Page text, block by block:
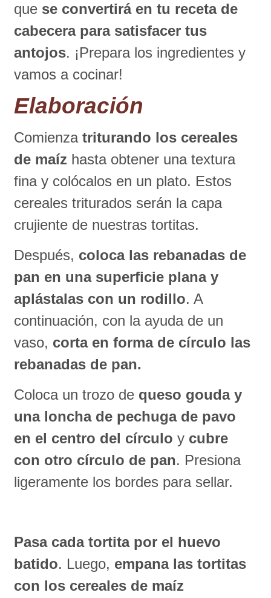
que se convertirá en tu receta de
cabecera para satisfacer tus
antojos. ¡Prepara los ingredientes y
vamos a cocinar!
Elaboración
Comienzatriturando los cereales
de maíz hasta obtener una textura
fina y colócalos en un plato. Estos
cereales triturados serán la capa
crujiente de nuestras tortitas.
Después, coloca las rebanadas de
pan en una superficie plana y
aplástalas con un rodillo. A
continuación, con la ayuda de un
vaso, corta en forma de círculo las
rebanadas de pan.
Coloca un trozo de queso gouda y
una loncha de pechuga de pavo
en el centro del círculo y cubre
con otro círculo de pan. Presiona
ligeramente los bordes para sellar.
Pasa cada tortita por el huevo
batido. Luego, empana las tortitas
con los cereales de maíz